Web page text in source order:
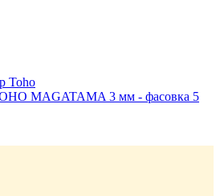
Toho
MAGATAMA 3 мм - фасовка 5